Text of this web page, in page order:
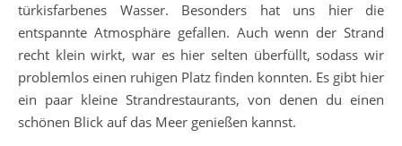
türkisfarbenes Wasser. Besonders hat uns hier die
entspannte Atmosphäre gefallen. Auch wenn der Strand
recht klein wirkt, war es hier selten überfüllt, sodass wir
problemlos einen ruhigen Platz finden konnten. Es gibt hier
ein paar kleine Strandrestaurants, von denen du einen
schönen Blick auf das Meer genießen kannst.